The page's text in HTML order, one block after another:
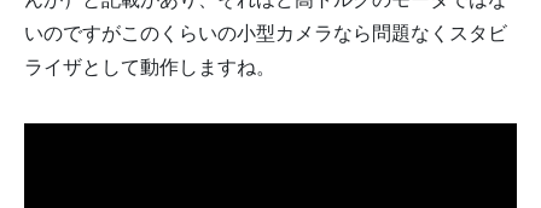
いのですがこのくらいの小型カメラなら問題なくスタビ
ライザとして動作しますね。